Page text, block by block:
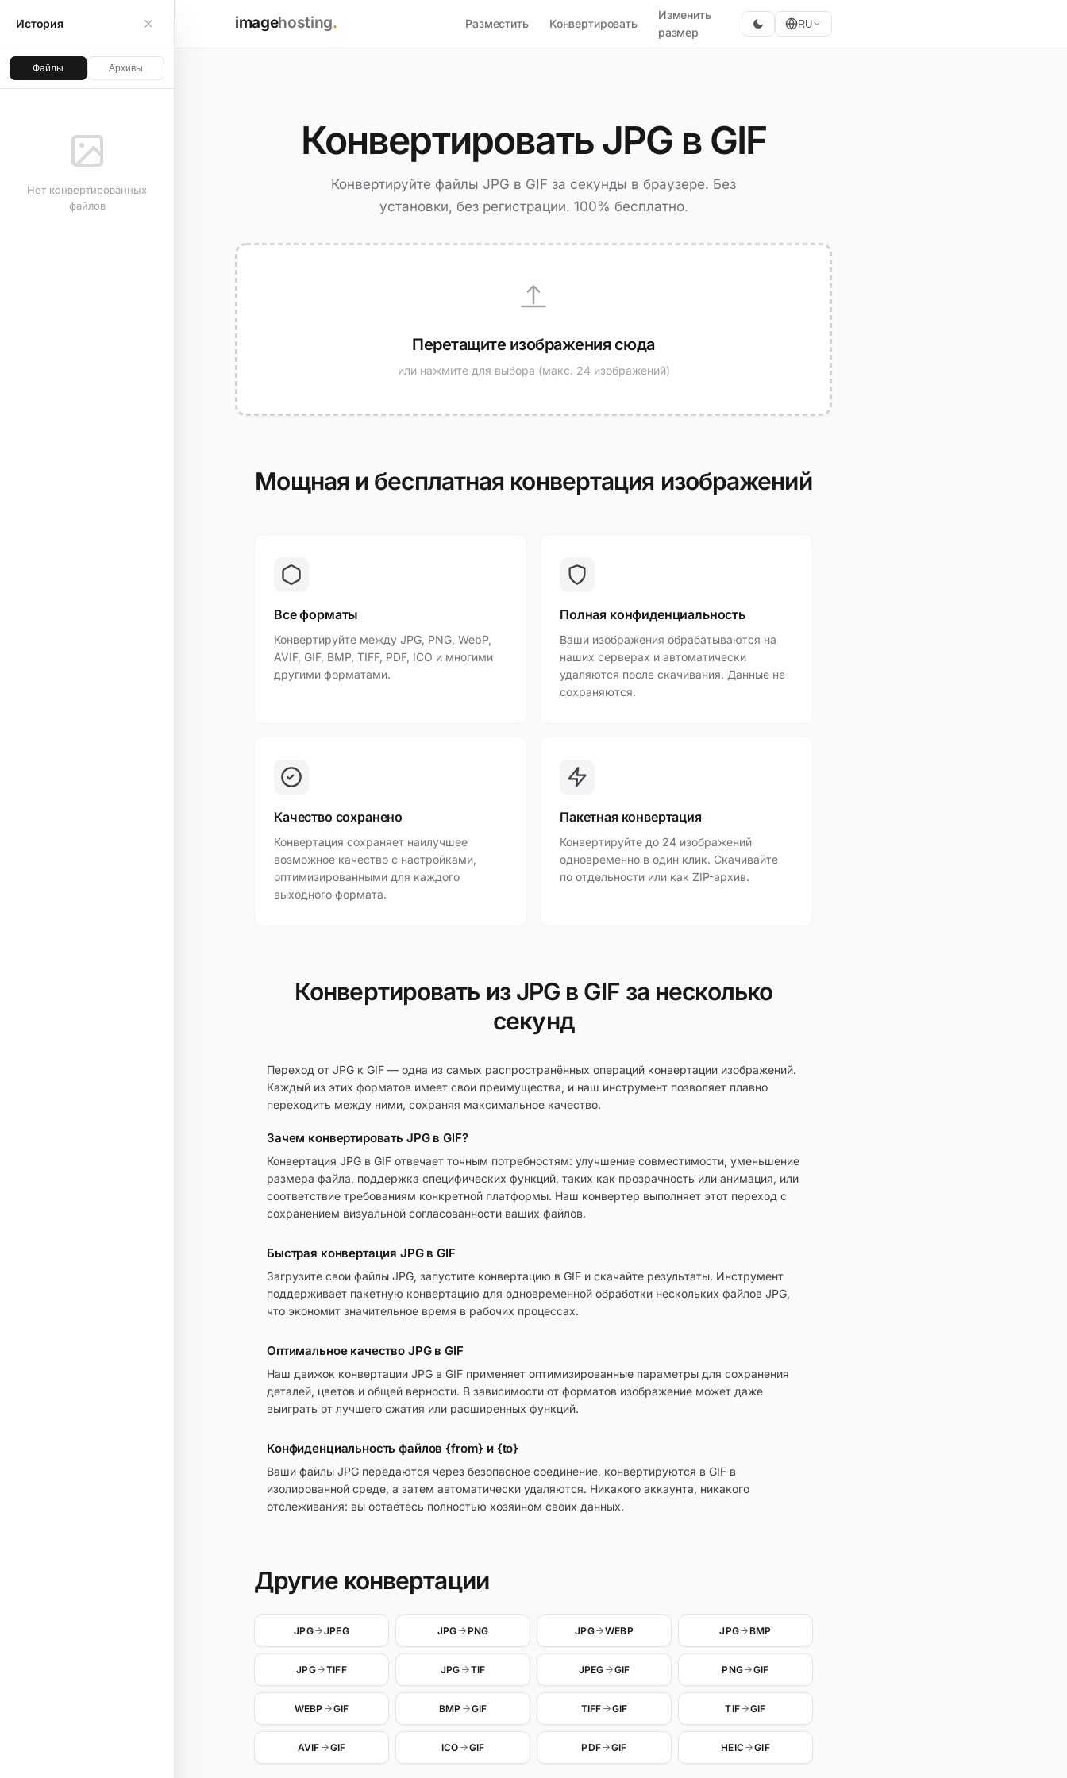
imagehosting. Разместить Конвертировать
Изменить
размер
RU
История
Файлы Архивы
Нет конвертированных
файлов
Конвертировать JPG в GIF
Конвертируйте файлы JPG в GIF за секунды в браузере. Без
установки, без регистрации. 100% бесплатно.
Перетащите изображения сюда
или нажмите для выбора (макс. 24 изображений)
Мощная и бесплатная конвертация изображений
Все форматы
Конвертируйте между JPG, PNG, WebP,
AVIF, GIF, BMP, TIFF, PDF, ICO и многими
другими форматами.
Полная конфиденциальность
Ваши изображения обрабатываются на
наших серверах и автоматически
удаляются после скачивания. Данные не
сохраняются.
Качество сохранено
Конвертация сохраняет наилучшее
возможное качество с настройками,
оптимизированными для каждого
выходного формата.
Пакетная конвертация
Конвертируйте до 24 изображений
одновременно в один клик. Скачивайте
по отдельности или как ZIP-архив.
Конвертировать из JPG в GIF за несколько
секунд
Переход от JPG к GIF — одна из самых распространённых операций конвертации изображений.
Каждый из этих форматов имеет свои преимущества, и наш инструмент позволяет плавно
переходить между ними, сохраняя максимальное качество.
Зачем конвертировать JPG в GIF?
Конвертация JPG в GIF отвечает точным потребностям: улучшение совместимости, уменьшение
размера файла, поддержка специфических функций, таких как прозрачность или анимация, или
соответствие требованиям конкретной платформы. Наш конвертер выполняет этот переход с
сохранением визуальной согласованности ваших файлов.
Быстрая конвертация JPG в GIF
Загрузите свои файлы JPG, запустите конвертацию в GIF и скачайте результаты. Инструмент
поддерживает пакетную конвертацию для одновременной обработки нескольких файлов JPG,
что экономит значительное время в рабочих процессах.
Оптимальное качество JPG в GIF
Наш движок конвертации JPG в GIF применяет оптимизированные параметры для сохранения
деталей, цветов и общей верности. В зависимости от форматов изображение может даже
выиграть от лучшего сжатия или расширенных функций.
Конфиденциальность файлов {from} и {to}
Ваши файлы JPG передаются через безопасное соединение, конвертируются в GIF в
изолированной среде, а затем автоматически удаляются. Никакого аккаунта, никакого
отслеживания: вы остаётесь полностью хозяином своих данных.
Другие конвертации
JPG JPEG JPG PNG JPG WEBP JPG BMP
JPG TIFF JPG TIF JPEG GIF PNG GIF
WEBP GIF BMP GIF TIFF GIF TIF GIF
AVIF GIF ICO GIF PDF GIF HEIC GIF